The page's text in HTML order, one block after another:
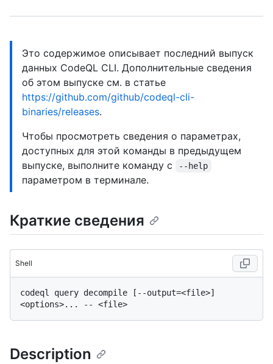
Это содержимое описывает последний выпуск
данных CodeQL CLI. Дополнительные сведения
об этом выпуске см. в статье
https://github.com/github/codeql-cli-
binaries/releases.
Чтобы просмотреть сведения о параметрах,
доступных для этой команды в предыдущем
выпуске, выполните команду с
--help
параметром в терминале.
Краткие сведения
Shell
codeql query decompile [--output=<file>]
Description